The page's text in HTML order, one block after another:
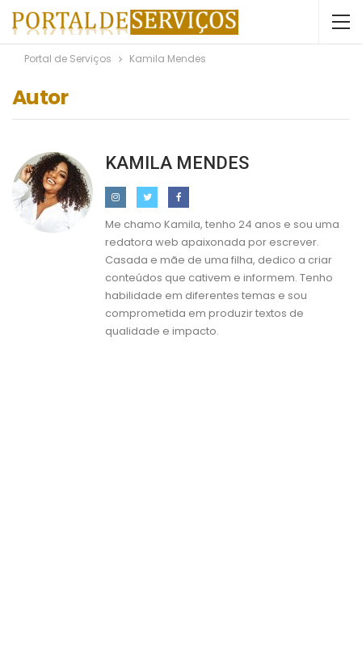
Portal de Serviços Kamila Mendes
Autor
KAMILA MENDES
Me chamo Kamila, tenho 24 anos e sou uma
redatora web apaixonada por escrever.
Casada e mãe de uma filha, dedico a criar
conteúdos que cativem e informem. Tenho
habilidade em diferentes temas e sou
comprometida em produzir textos de
qualidade e impacto.